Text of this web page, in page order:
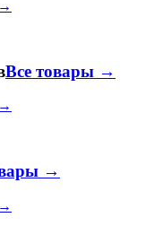
Все товары →
→